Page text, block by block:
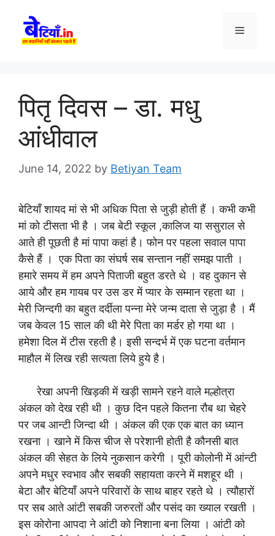
content
Menu
पितृ दिवस – डा. मधु
आंधीवाल
June 14, 2022 by Betiyan Team
बेटियाँ शायद मां से भी अधिक पिता से जुड़ी होती हैं । कभी कभी
मां को टीसता भी है । जब बेटी स्कूल ,कालिज या ससुराल से
आते ही पूछती है मां पापा कहां है। फोन पर पहला सवाल पापा
कैसे हैं । एक पिता का संघर्ष सब सन्तान नहीं समझ पाती ।
हमारे समय में हम अपने पिताजी बहुत डरते थे । वह दुकान से
आये और हम गायब पर उस डर में प्यार के सम्मान रहता था ।
मेरी जिन्दगी का बहुत दर्दीला पन्ना मेरे जन्म दाता से जुड़ा है । मैं
जब केवल 15 साल की थी मेरे पिता का मर्डर हो गया था ।
हमेशा दिल में टीस रहती है। इसी सन्दर्भ में एक घटना वर्तमान
माहौल में लिख रही सत्यता लिये हुये है।
रेखा अपनी खिड़की में खड़ी सामने रहने वाले मल्होत्रा
अंकल को देख रही थी । कुछ दिन पहले कितना रौब था चेहरे
पर जब आन्टी जिन्दा थी । अंकल की एक एक बात का ध्यान
रखना । खाने में किस चीज से परेशानी होती है कौनसी बात
अंकल की सेहत के लिये नुकसान करेगी । पूरी कोलोनी में आंन्टी
अपने मधुर स्वभाव और सबकी सहायता करने में मशहूर थी ।
बेटा और बेटियाँ अपने परिवारों के साथ बाहर रहते थे । त्यौहारों
पर सब आते आंटी सबकी जरुरतों और पसंद का ख्याल रखती ।
इस कोरोना आपदा ने आंटी को निशाना बना लिया । आंटी को